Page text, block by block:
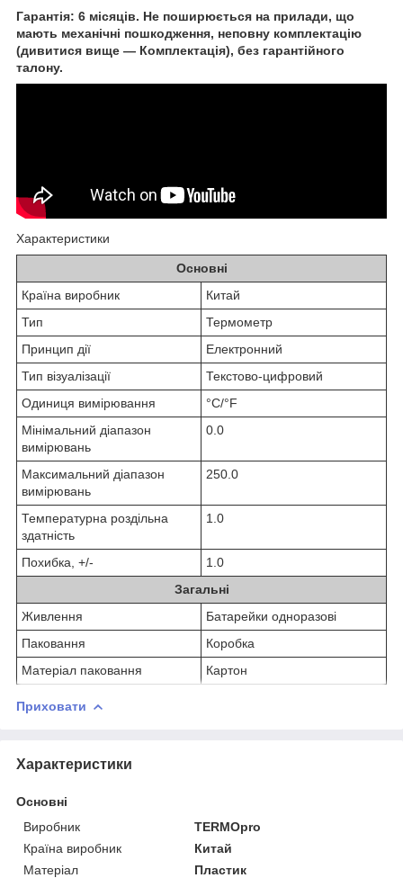
Гарантія: 6 місяців. Не поширюється на прилади, що
мають механічні пошкодження, неповну комплектацію
(дивитися вище — Комплектація), без гарантійного
талону.
Характеристики
Основні
Країна виробник
Китай
Тип
Термометр
Принцип дії
Електронний
Тип візуалізації
Текстово-цифровий
Одиниця вимірювання
°С/°F
Мінімальний діапазон
вимірювань
0.0
Максимальний діапазон
вимірювань
250.0
Температурна роздільна
здатність
1.0
Похибка, +/-
1.0
Загальні
Живлення
Батарейки одноразові
Паковання
Коробка
Матеріал паковання
Картон
Приховати
Характеристики
Основні
Виробник
TERMOpro
Країна виробник
Китай
Матеріал
Пластик